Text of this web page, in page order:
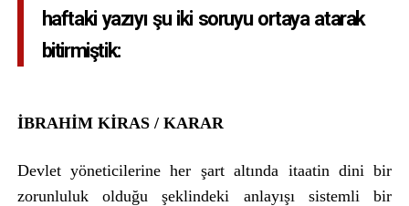
haftaki yazıyı şu iki soruyu ortaya atarak
bitirmiştik:
İBRAHİM KİRAS / KARAR
Devlet yöneticilerine her şart altında itaatin dini bir
zorunluluk olduğu şeklindeki anlayışı sistemli bir